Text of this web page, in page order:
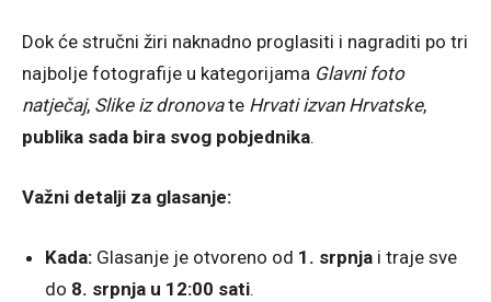
Dok će stručni žiri naknadno proglasiti i nagraditi po tri
najbolje fotografije u kategorijama Glavni foto
natječaj, Slike iz dronovate Hrvati izvan Hrvatske,
publika sada bira svog pobjednika.
Važni detalji za glasanje:
Kada: Glasanje je otvoreno od 1. srpnja i traje sve
do 8. srpnja u 12:00 sati.